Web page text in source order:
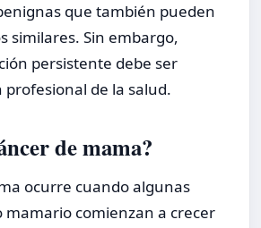
que también pueden
similares. Sin embargo,
persistente debe ser
de la salud.
de mama?
ocurre cuando algunas
mamario comienzan a crecer